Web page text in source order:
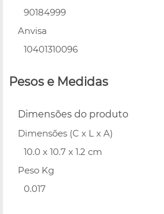
90184999
Anvisa
10401310096
Pesos e Medidas
Dimensões do produto
Dimensões (C x L x A)
10.0 x 10.7 x 1.2 cm
Peso Kg
0.017